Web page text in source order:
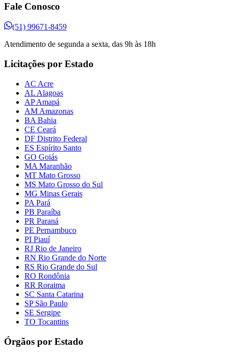
Fale Conosco
(51) 99671-8459
Atendimento de segunda a sexta, das 9h às 18h
Licitações por Estado
AC Acre
AL Alagoas
AP Amapá
AM Amazonas
BA Bahia
CE Ceará
DF Distrito Federal
ES Espírito Santo
GO Goiás
MA Maranhão
MT Mato Grosso
MS Mato Grosso do Sul
MG Minas Gerais
PA Pará
PB Paraíba
PR Paraná
PE Pernambuco
PI Piauí
RJ Rio de Janeiro
RN Rio Grande do Norte
RS Rio Grande do Sul
RO Rondônia
RR Roraima
SC Santa Catarina
SP São Paulo
SE Sergipe
TO Tocantins
Órgãos por Estado